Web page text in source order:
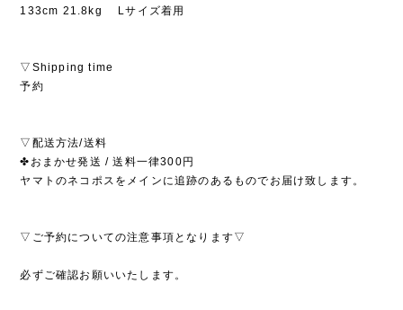
133cm 21.8kg Lサイズ着用
▽Shipping time
予約
▽配送方法/送料
✤おまかせ発送 / 送料一律300円
ヤマトのネコポスをメインに追跡のあるものでお届け致します。
▽ご予約についての注意事項となります▽
必ずご確認お願いいたします。